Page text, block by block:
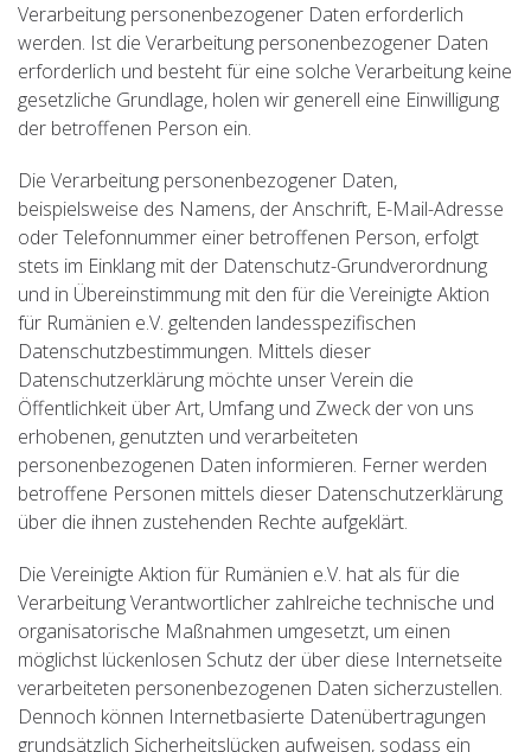
Verarbeitung personenbezogener Daten erforderlich
werden. Ist die Verarbeitung personenbezogener Daten
erforderlich und besteht für eine solche Verarbeitung keine
gesetzliche Grundlage, holen wir generell eine Einwilligung
der betroffenen Person ein.
Die Verarbeitung personenbezogener Daten,
beispielsweise des Namens, der Anschrift, E-Mail-Adresse
oder Telefonnummer einer betroffenen Person, erfolgt
stets im Einklang mit der Datenschutz-Grundverordnung
und in Übereinstimmung mit den für die Vereinigte Aktion
für Rumänien e.V. geltenden landesspezifischen
Datenschutzbestimmungen. Mittels dieser
Datenschutzerklärung möchte unser Verein die
Öffentlichkeit über Art, Umfang und Zweck der von uns
erhobenen, genutzten und verarbeiteten
personenbezogenen Daten informieren. Ferner werden
betroffene Personen mittels dieser Datenschutzerklärung
über die ihnen zustehenden Rechte aufgeklärt.
Die Vereinigte Aktion für Rumänien e.V. hat als für die
Verarbeitung Verantwortlicher zahlreiche technische und
organisatorische Maßnahmen umgesetzt, um einen
möglichst lückenlosen Schutz der über diese Internetseite
verarbeiteten personenbezogenen Daten sicherzustellen.
Dennoch können Internetbasierte Datenübertragungen
grundsätzlich Sicherheitslücken aufweisen, sodass ein